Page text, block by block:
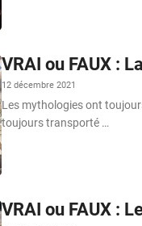
VRAI ou FAUX :
12 décembre 2021
Les mythologies ont
toujours transporté …
VRAI ou FAUX :